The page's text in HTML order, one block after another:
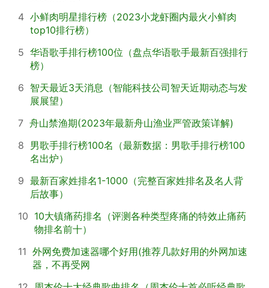
4 小鲜肉明星排行榜（2023小龙虾圈内最火小鲜肉
top10排行榜）
5 华语歌手排行榜100位（盘点华语歌手最新百强排行
榜）
6 智天最近3天消息（智能科技公司智天近期动态与发
展展望）
7 舟山禁渔期(2023年最新舟山渔业严管政策详解)
8 男歌手排行榜100名（最新数据：男歌手排行榜100
名出炉）
9 最新百家姓排名1-1000（完整百家姓排名及名人背
后故事）
10 10大镇痛药排名（评测各种类型疼痛的特效止痛药
物排名前十）
11 外网免费加速器哪个好用(推荐几款好用的外网加速
器，不再受网